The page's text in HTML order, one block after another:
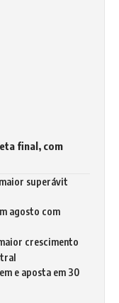
final, com
superávit
agosto com
crescimento
e aposta em 30